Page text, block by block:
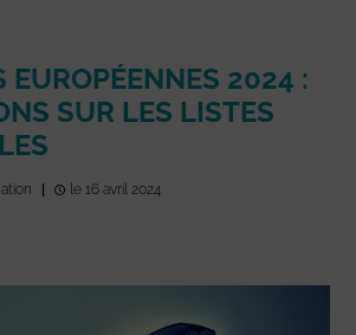
EUROPÉENNES 2024 :
SUR LES LISTES
le 16 avril 2024